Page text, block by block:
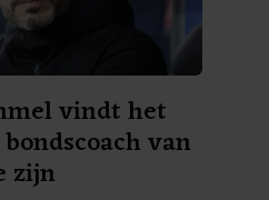
vindt het
van
zijn